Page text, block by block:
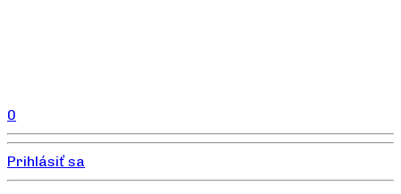
0
Prihlásiť sa